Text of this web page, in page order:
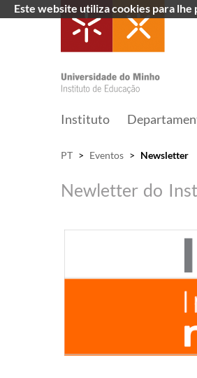
Instituto
PT > Eventos > Newsletter
Newletter do
Este website utiliza cookies para